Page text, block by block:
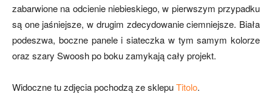
zabarwione na odcienie niebieskiego, w pierwszym przypadku
są one jaśniejsze, w drugim zdecydowanie ciemniejsze. Biała
podeszwa, boczne panele i siateczka w tym samym kolorze
oraz szary Swoosh po boku zamykają cały projekt.
Widoczne tu zdjęcia pochodzą ze sklepuTitolo.